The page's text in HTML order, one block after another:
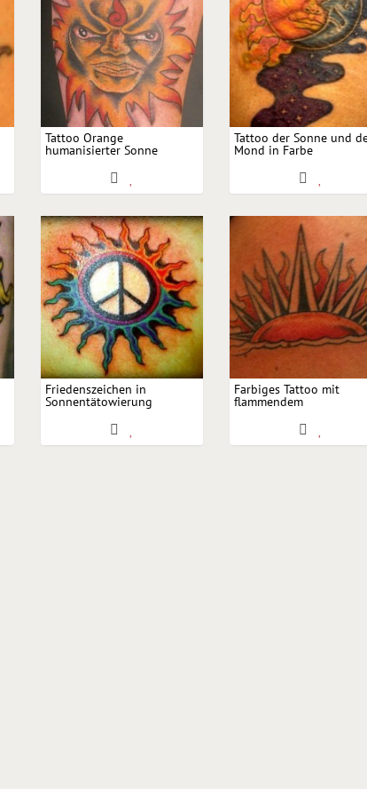
Tattoo Orange
humanisierter Sonne
Tattoo der Sonne und
Mond in Farbe
Friedenszeichen in
Sonnentätowierung
Farbiges Tattoo mit
flammendem